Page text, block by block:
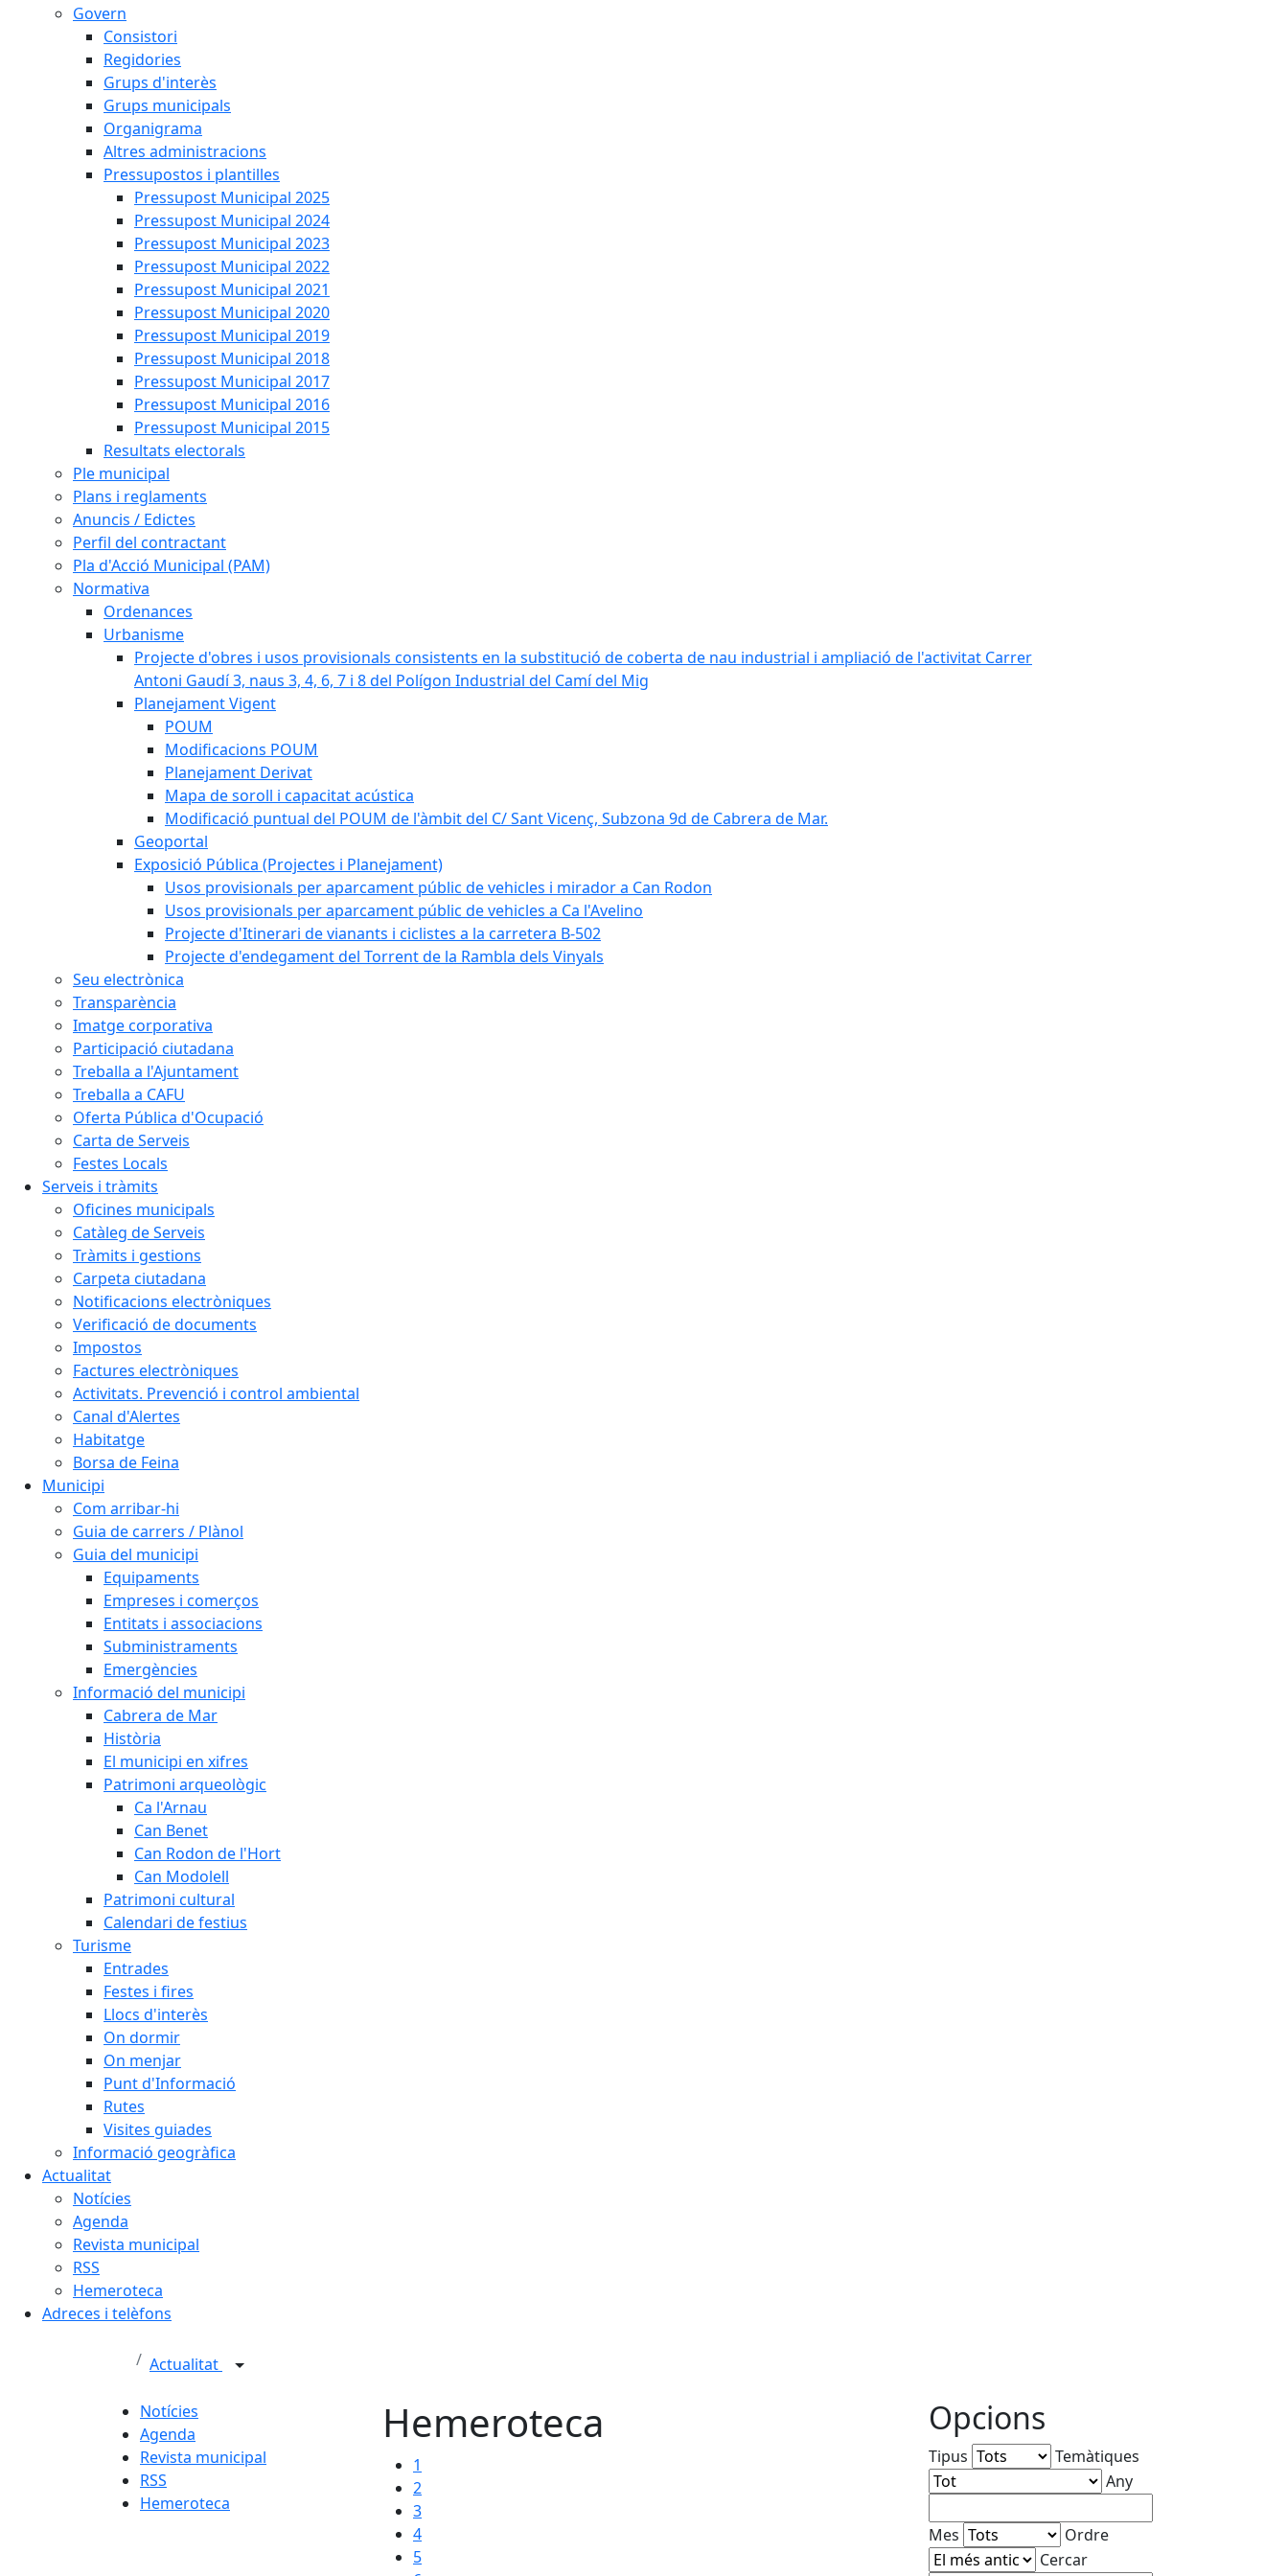
Govern
Consistori
Regidories
Grups d'interès
Grups municipals
Organigrama
Altres administracions
Pressupostos i plantilles
Pressupost Municipal 2025
Pressupost Municipal 2024
Pressupost Municipal 2023
Pressupost Municipal 2022
Pressupost Municipal 2021
Pressupost Municipal 2020
Pressupost Municipal 2019
Pressupost Municipal 2018
Pressupost Municipal 2017
Pressupost Municipal 2016
Pressupost Municipal 2015
Resultats electorals
Ple municipal
Plans i reglaments
Anuncis / Edictes
Perfil del contractant
Pla d'Acció Municipal (PAM)
Normativa
Ordenances
Urbanisme
Projecte d'obres i usos provisionals consistents en la substitució de coberta de nau industrial i ampliació de l'activitat Carrer
Antoni Gaudí 3, naus 3, 4, 6, 7 i 8 del Polígon Industrial del Camí del Mig
Planejament Vigent
POUM
Modificacions POUM
Planejament Derivat
Mapa de soroll i capacitat acústica
Modificació puntual del POUM de l'àmbit del C/ Sant Vicenç, Subzona 9d de Cabrera de Mar.
Geoportal
Exposició Pública (Projectes i Planejament)
Usos provisionals per aparcament públic de vehicles i mirador a Can Rodon
Usos provisionals per aparcament públic de vehicles a Ca l'Avelino
Projecte d'Itinerari de vianants i ciclistes a la carretera B-502
Projecte d'endegament del Torrent de la Rambla dels Vinyals
Seu electrònica
Transparència
Imatge corporativa
Participació ciutadana
Treballa a l'Ajuntament
Treballa a CAFU
Oferta Pública d'Ocupació
Carta de Serveis
Festes Locals
Serveis i tràmits
Oficines municipals
Catàleg de Serveis
Tràmits i gestions
Carpeta ciutadana
Notificacions electròniques
Verificació de documents
Impostos
Factures electròniques
Activitats. Prevenció i control ambiental
Canal d'Alertes
Habitatge
Borsa de Feina
Municipi
Com arribar-hi
Guia de carrers / Plànol
Guia del municipi
Equipaments
Empreses i comerços
Entitats i associacions
Subministraments
Emergències
Informació del municipi
Cabrera de Mar
Història
El municipi en xifres
Patrimoni arqueològic
Ca l'Arnau
Can Benet
Can Rodon de l'Hort
Can Modolell
Patrimoni cultural
Calendari de festius
Turisme
Entrades
Festes i fires
Llocs d'interès
On dormir
On menjar
Punt d'Informació
Rutes
Visites guiades
Informació geogràfica
Actualitat
Notícies
Agenda
Revista municipal
RSS
Hemeroteca
Adreces i telèfons
Actualitat
Notícies
Agenda
Revista municipal
RSS
Hemeroteca
Hemeroteca
1
2
3
4
5
Opcions
Tipus
Temàtiques
Any
Mes
Ordre
Cercar